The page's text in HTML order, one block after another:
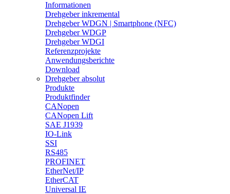
Informationen
Drehgeber inkremental
Drehgeber WDGN | Smartphone (NFC)
Drehgeber WDGP
Drehgeber WDGI
Referenzprojekte
Anwendungsberichte
Download
Drehgeber absolut
Produkte
Produktfinder
CANopen
CANopen Lift
SAE J1939
IO-Link
SSI
RS485
PROFINET
EtherNet/IP
EtherCAT
Universal IE